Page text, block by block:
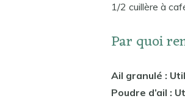
1/2 cuillère à
Par quoi
Ail granulé :
Poudre d’ail :